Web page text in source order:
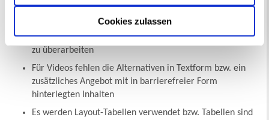
Cookies zulassen
Nutzung leichter Sprache wird angestrebt
Bedienung per Tastatur, insbesondere Tab-Reihenfolge ist
zu überarbeiten
Für Videos fehlen die Alternativen in Textform bzw. ein
zusätzliches Angebot mit in barrierefreier Form
hinterlegten Inhalten
Es werden Layout-Tabellen verwendet bzw. Tabellen sind